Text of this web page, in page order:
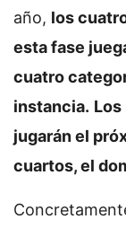
año, los
esta fase
cuatro
instancia. Los
jugarán el
cuartos, el